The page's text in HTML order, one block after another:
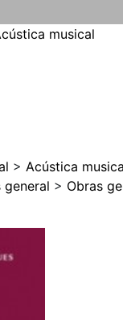
musical
> Acústica
general > Obras